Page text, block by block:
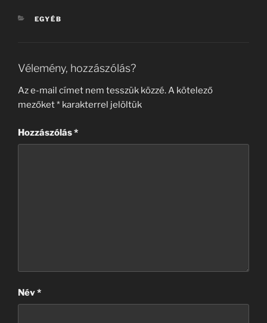
KATEGÓRIÁK
EGYÉB
Vélemény, hozzászólás?
Az e-mail címet nem tesszük közzé.A kötelező
mezőket* karakterrel jelöltük
Hozzászólás*
Név*